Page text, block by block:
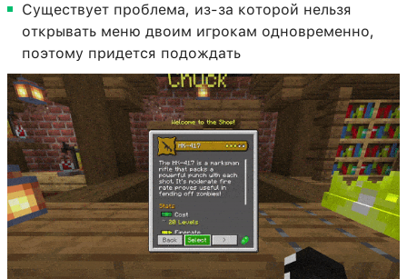
Существует проблема, из-за которой нельзя
открывать меню двоим игрокам одновременно,
поэтому придется подождать